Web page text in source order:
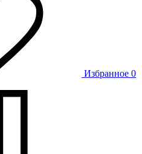
Избранное 0